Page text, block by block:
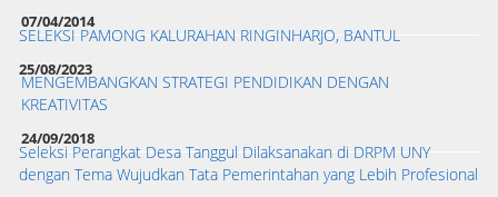
07/04/2014
SELEKSI PAMONG KALURAHAN RINGINHARJO, BANTUL
25/08/2023
MENGEMBANGKAN STRATEGI PENDIDIKAN DENGAN
KREATIVITAS
24/09/2018
Seleksi Perangkat Desa Tanggul Dilaksanakan di DRPM UNY
dengan Tema Wujudkan Tata Pemerintahan yang Lebih Profesional